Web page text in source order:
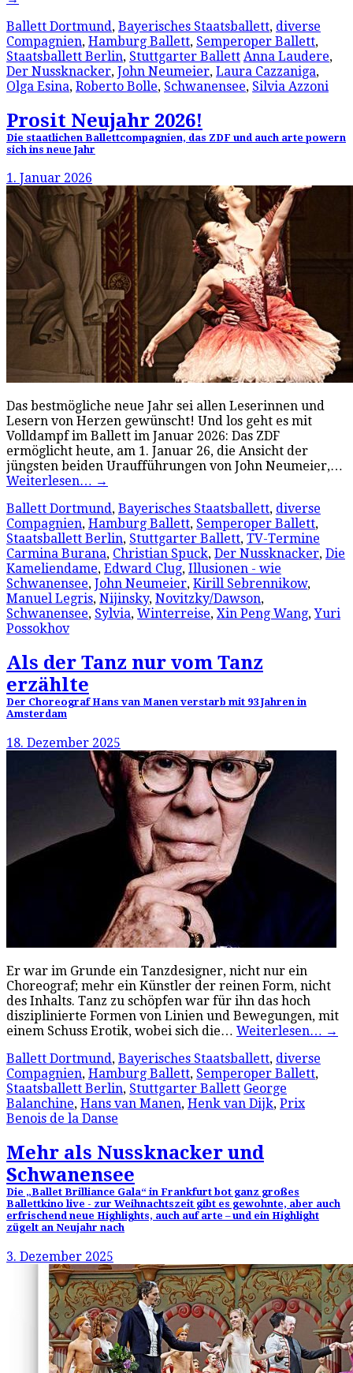
Ballett Dortmund, Bayerisches Staatsballett, diverse
Compagnien, Hamburg Ballett, Semperoper Ballett,
Staatsballett Berlin, Stuttgarter Ballett Anna Laudere,
Der Nussknacker, John Neumeier, Laura Cazzaniga,
Olga Esina, Roberto Bolle, Schwanensee, Silvia Azzoni
Prosit Neujahr 2026!
Die staatlichen Ballettcompagnien, das ZDF und auch arte powern
sich ins neue Jahr
1. Januar 2026
Das bestmögliche neue Jahr sei allen Leserinnen und
Lesern von Herzen gewünscht! Und los geht es mit
Volldampf im Ballett im Januar 2026: Das ZDF
ermöglicht heute, am 1. Januar 26, die Ansicht der
jüngsten beiden Uraufführungen von John Neumeier,…
Weiterlesen… →
Ballett Dortmund, Bayerisches Staatsballett, diverse
Compagnien, Hamburg Ballett, Semperoper Ballett,
Staatsballett Berlin, Stuttgarter Ballett, TV-Termine
Carmina Burana, Christian Spuck, Der Nussknacker, Die
Kameliendame, Edward Clug, Illusionen - wie
Schwanensee, John Neumeier, Kirill Sebrennikow,
Manuel Legris, Nijinsky, Novitzky/Dawson,
Schwanensee, Sylvia, Winterreise, Xin Peng Wang,Yuri
Possokhov
Als der Tanz nur vom Tanz
erzählte
Der Choreograf Hans van Manen verstarb mit 93 Jahren in
Amsterdam
18. Dezember 2025
Er war im Grunde ein Tanzdesigner, nicht nur ein
Choreograf; mehr ein Künstler der reinen Form, nicht
des Inhalts. Tanz zu schöpfen war für ihn das hoch
disziplinierte Formen von Linien und Bewegungen, mit
einem Schuss Erotik, wobei sich die… Weiterlesen… →
Ballett Dortmund, Bayerisches Staatsballett, diverse
Compagnien, Hamburg Ballett, Semperoper Ballett,
Staatsballett Berlin, Stuttgarter Ballett George
Balanchine, Hans van Manen, Henk van Dijk, Prix
Benois de la Danse
Mehr als Nussknacker und
Schwanensee
Die „Ballet Brilliance Gala“ in Frankfurt bot ganz großes
Ballettkino live - zur Weihnachtszeit gibt es gewohnte, aber auch
erfrischend neue Highlights, auch auf arte – und ein Highlight
zügelt an Neujahr nach
3. Dezember 2025